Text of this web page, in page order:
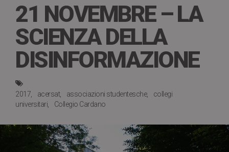
21 NOVEMBRE – LA
SCIENZA DELLA
DISINFORMAZIONE
2017 acersat associazioni studentesche
collegi
universitari
Collegio Cardano